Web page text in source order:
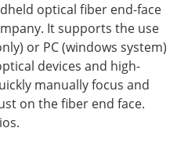
optical fiber end-face
It supports the use
or PC (windows system)
devices and high-
manually focus and
on the fiber end face.